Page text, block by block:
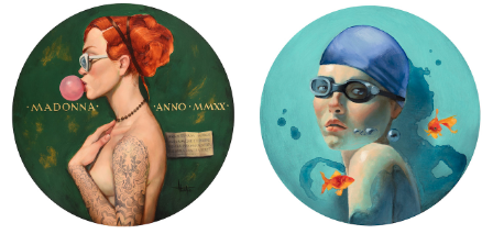
producto
tiene
múltiples
variantes.
Las
opciones
producto
tiene
múltiples
variantes.
Las
opciones